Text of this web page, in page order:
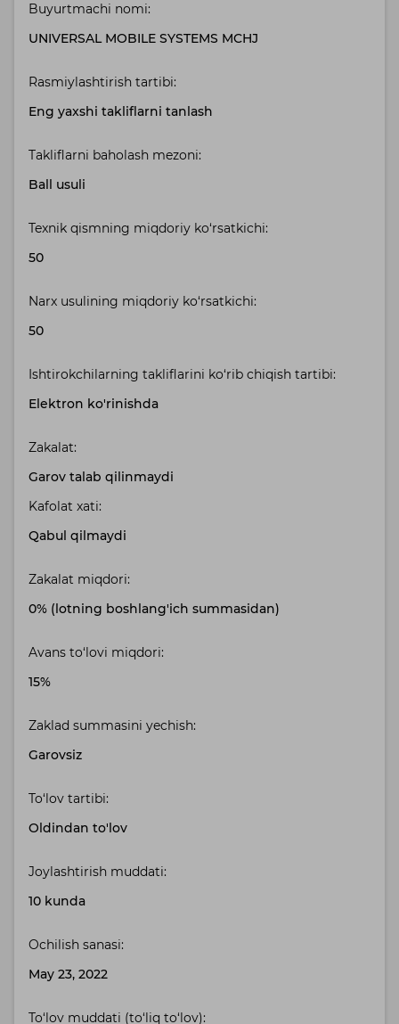
Buyurtmachi nomi:
UNIVERSAL MOBILE SYSTEMS MCHJ
Rasmiylashtirish tartibi:
Eng yaxshi takliflarni tanlash
Takliflarni baholash mezoni:
Ball usuli
Texnik qismning miqdoriy ko‘rsatkichi:
50
Narx usulining miqdoriy ko‘rsatkichi:
50
Ishtirokchilarning takliflarini ko‘rib chiqish tartibi:
Elektron ko'rinishda
Zakalat:
Garov talab qilinmaydi
Kafolat xati:
Qabul qilmaydi
Zakalat miqdori:
0% (lotning boshlang'ich summasidan)
Avans to‘lovi miqdori:
15%
Zaklad summasini yechish:
Garovsiz
To‘lov tartibi:
Oldindan to'lov
Joylashtirish muddati:
10 kunda
Ochilish sanasi:
May 23, 2022
To‘lov muddati (to‘liq to‘lov):